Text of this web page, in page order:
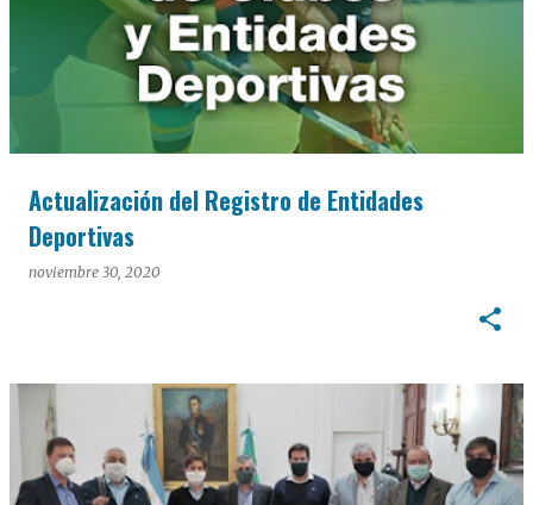
Actualización del Registro de Entidades
Deportivas
noviembre 30, 2020